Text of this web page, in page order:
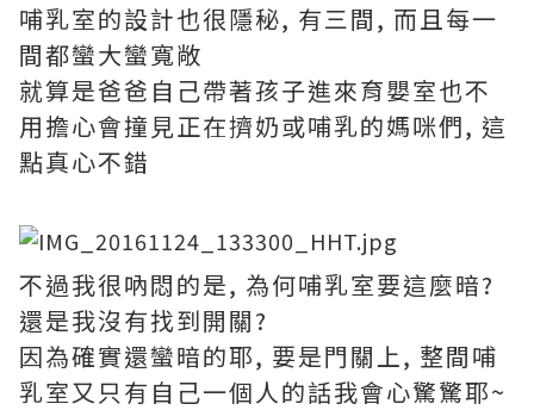
哺乳室的設計也很隱秘, 有三間, 而且每一
間都蠻大蠻寬敞
就算是爸爸自己帶著孩子進來育嬰室也不
用擔心會撞見正在擠奶或哺乳的媽咪們, 這
點真心不錯
不過我很吶悶的是, 為何哺乳室要這麼暗?
還是我沒有找到開關?
因為確實還蠻暗的耶, 要是門關上, 整間哺
乳室又只有自己一個人的話我會心驚驚耶~